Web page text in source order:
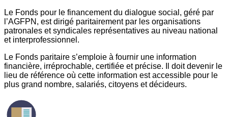
Le Fonds pour le financement du dialogue social, géré par
l’AGFPN, est dirigé paritairement par les organisations
patronales et syndicales représentatives au niveau national
et interprofessionnel.
Le Fonds paritaire s’emploie à fournir une information
financière, irréprochable, certifiée et précise. Il doit devenir le
lieu de référence où cette information est accessible pour le
plus grand nombre, salariés, citoyens et décideurs.